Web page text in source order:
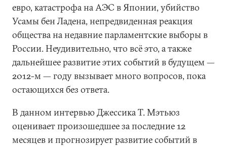
евро, катастрофа на АЭС в Японии, убийство
Усамы бен Ладена, непредвиденная реакция
общества на недавние парламентские выборы в
России. Неудивительно, что всё это, а также
дальнейшее развитие этих событий в будущем —
2012-м — году вызывает много вопросов, пока
остающихся без ответа.
В данном интервью Джессика Т. Мэтьюз
оценивает произошедшее за последние 12
месяцев и прогнозирует развитие событий в